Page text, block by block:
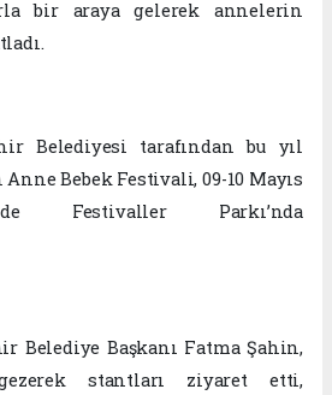
bir araya gelerek annelerin
Belediyesi tarafından bu yıl
Bebek Festivali, 09-10 Mayıs
Festivaller Parkı’nda
Belediye Başkanı Fatma Şahin,
stantları ziyaret etti,